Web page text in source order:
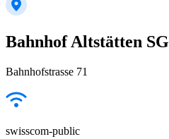
Bahnhof Altstätten SG
Bahnhofstrasse 71
swisscom-public